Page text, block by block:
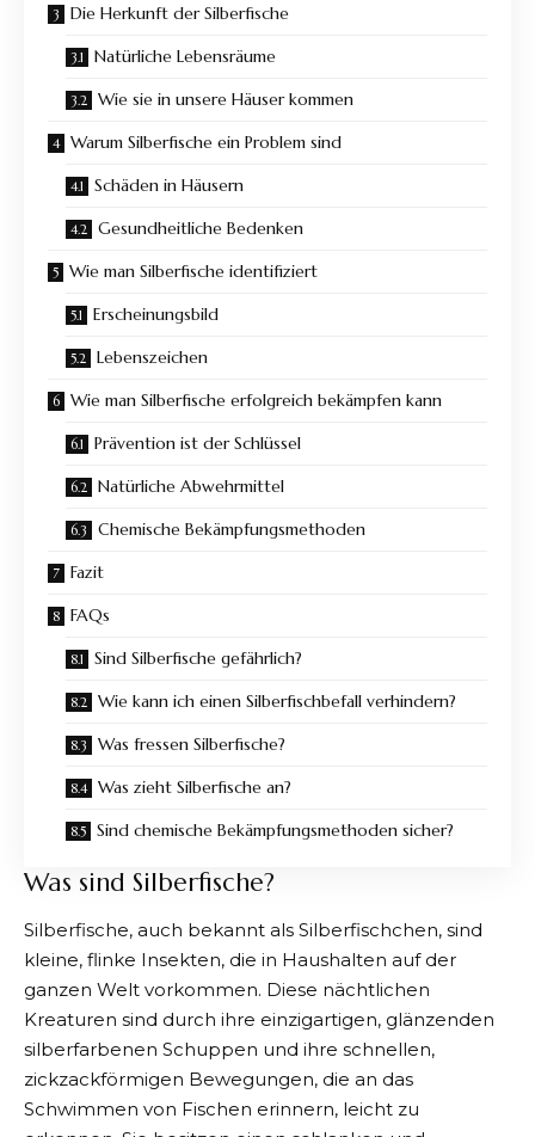
Die Herkunft der Silberfische
Natürliche Lebensräume
Wie sie in unsere Häuser kommen
Warum Silberfische ein Problem sind
Schäden in Häusern
Gesundheitliche Bedenken
Wie man Silberfische identifiziert
Erscheinungsbild
Lebenszeichen
Wie man Silberfische erfolgreich bekämpfen kann
Prävention ist der Schlüssel
Natürliche Abwehrmittel
Chemische Bekämpfungsmethoden
Fazit
FAQs
Sind Silberfische gefährlich?
Wie kann ich einen Silberfischbefall verhindern?
Was fressen Silberfische?
Was zieht Silberfische an?
Sind chemische Bekämpfungsmethoden sicher?
Was sind Silberfische?
Silberfische, auch bekannt als Silberfischchen, sind
kleine, flinke Insekten, die in Haushalten auf der
ganzen Welt vorkommen. Diese nächtlichen
Kreaturen sind durch ihre einzigartigen, glänzenden
silberfarbenen Schuppen und ihre schnellen,
zickzackförmigen Bewegungen, die an das
Schwimmen von Fischen erinnern, leicht zu